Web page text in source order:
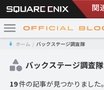
ホーム バックステージ調査隊
バックステージ調査隊
19件の記事が見つかりました。